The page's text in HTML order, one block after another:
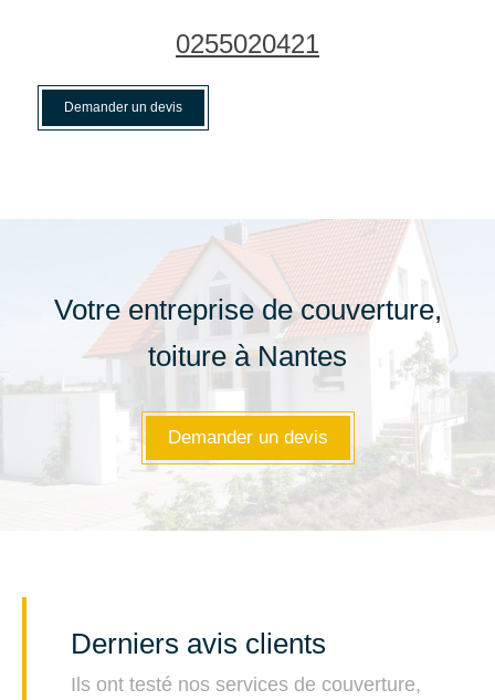
0255020421
Demander un devis
Votre entreprise de couverture,
toiture à Nantes
Demander un devis
Derniers avis clients
Ils ont testé nos services de couverture,